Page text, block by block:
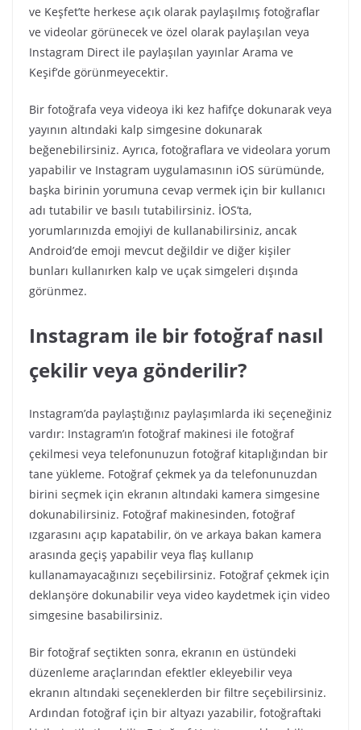
ve Keşfet’te herkese açık olarak paylaşılmış fotoğraflar
ve videolar görünecek ve özel olarak paylaşılan veya
Instagram Direct ile paylaşılan yayınlar Arama ve
Keşif’de görünmeyecektir.
Bir fotoğrafa veya videoya iki kez hafifçe dokunarak veya
yayının altındaki kalp simgesine dokunarak
beğenebilirsiniz. Ayrıca, fotoğraflara ve videolara yorum
yapabilir ve Instagram uygulamasının iOS sürümünde,
başka birinin yorumuna cevap vermek için bir kullanıcı
adı tutabilir ve basılı tutabilirsiniz. İOS’ta,
yorumlarınızda emojiyi de kullanabilirsiniz, ancak
Android’de emoji mevcut değildir ve diğer kişiler
bunları kullanırken kalp ve uçak simgeleri dışında
görünmez.
Instagram ile bir fotoğraf nasıl
çekilir veya gönderilir?
Instagram’da paylaştığınız paylaşımlarda iki seçeneğiniz
vardır: Instagram’ın fotoğraf makinesi ile fotoğraf
çekilmesi veya telefonunuzun fotoğraf kitaplığından bir
tane yükleme. Fotoğraf çekmek ya da telefonunuzdan
birini seçmek için ekranın altındaki kamera simgesine
dokunabilirsiniz. Fotoğraf makinesinden, fotoğraf
ızgarasını açıp kapatabilir, ön ve arkaya bakan kamera
arasında geçiş yapabilir veya flaş kullanıp
kullanamayacağınızı seçebilirsiniz. Fotoğraf çekmek için
deklanşöre dokunabilir veya video kaydetmek için video
simgesine basabilirsiniz.
Bir fotoğraf seçtikten sonra, ekranın en üstündeki
düzenleme araçlarından efektler ekleyebilir veya
ekranın altındaki seçeneklerden bir filtre seçebilirsiniz.
Ardından fotoğraf için bir altyazı yazabilir, fotoğraftaki